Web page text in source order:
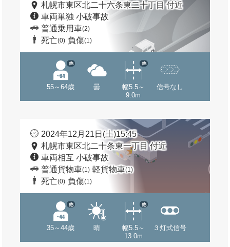
札幌市東区北二十六条東二十丁目 付近
車両単独 小破事故
普通乗用車(2)
死亡(0) 負傷(1)
55～64歳
他
曇
幅5.5～
9.0m
他
信号なし
2024年12月21日(土)15:45
札幌市東区北二十条東一丁目 付近
車両相互 小破事故
普通貨物車(1) 軽貨物車(1)
死亡(0) 負傷(1)
35～44歳
他
晴
幅5.5～
13.0m
他
３灯式信号